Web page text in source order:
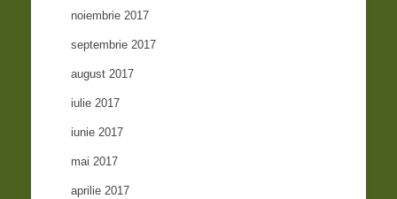
noiembrie 2017
septembrie 2017
august 2017
iulie 2017
iunie 2017
mai 2017
aprilie 2017